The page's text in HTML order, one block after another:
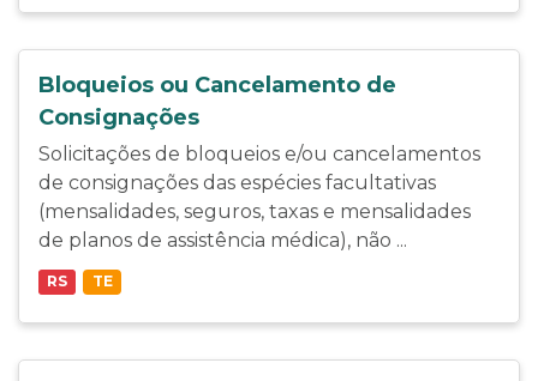
Bloqueios ou Cancelamento de
Consignações
Solicitações de bloqueios e/ou cancelamentos
de consignações das espécies facultativas
(mensalidades, seguros, taxas e mensalidades
de planos de assistência médica), não ...
RS TE